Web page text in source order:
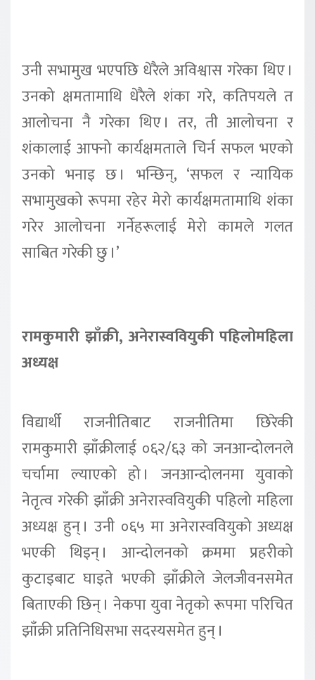
उनी सभामुख भएपछि धेरैले अविश्वास गरेका थिए ।
उनको क्षमतामाथि धेरैले शंका गरे, कतिपयले त
आलोचना नै गरेका थिए । तर, ती आलोचना र
शंकालाई आफ्नो कार्यक्षमताले चिर्न सफल भएको
उनको भनाइ छ । भन्छिन्, ‘सफल र न्यायिक
सभामुखको रूपमा रहेर मेरो कार्यक्षमतामाथि शंका
गरेर आलोचना गर्नेहरूलाई मेरो कामले गलत
साबित गरेकी छु ।’
रामकुमारी झाँक्री, अनेरास्ववियुकी पहिलोमहिला
अध्यक्ष
विद्यार्थी राजनीतिबाट राजनीतिमा छिरेकी
रामकुमारी झाँक्रीलाई ०६२/६३ को जनआन्दोलनले
चर्चामा ल्याएको हो । जनआन्दोलनमा युवाको
नेतृत्व गरेकी झाँक्री अनेरास्ववियुकी पहिलो महिला
अध्यक्ष हुन् । उनी ०६५ मा अनेरास्ववियुको अध्यक्ष
भएकी थिइन् । आन्दोलनको क्रममा प्रहरीको
कुटाइबाट घाइते भएकी झाँक्रीले जेलजीवनसमेत
बिताएकी छिन् । नेकपा युवा नेतृको रूपमा परिचित
झाँक्री प्रतिनिधिसभा सदस्यसमेत हुन् ।